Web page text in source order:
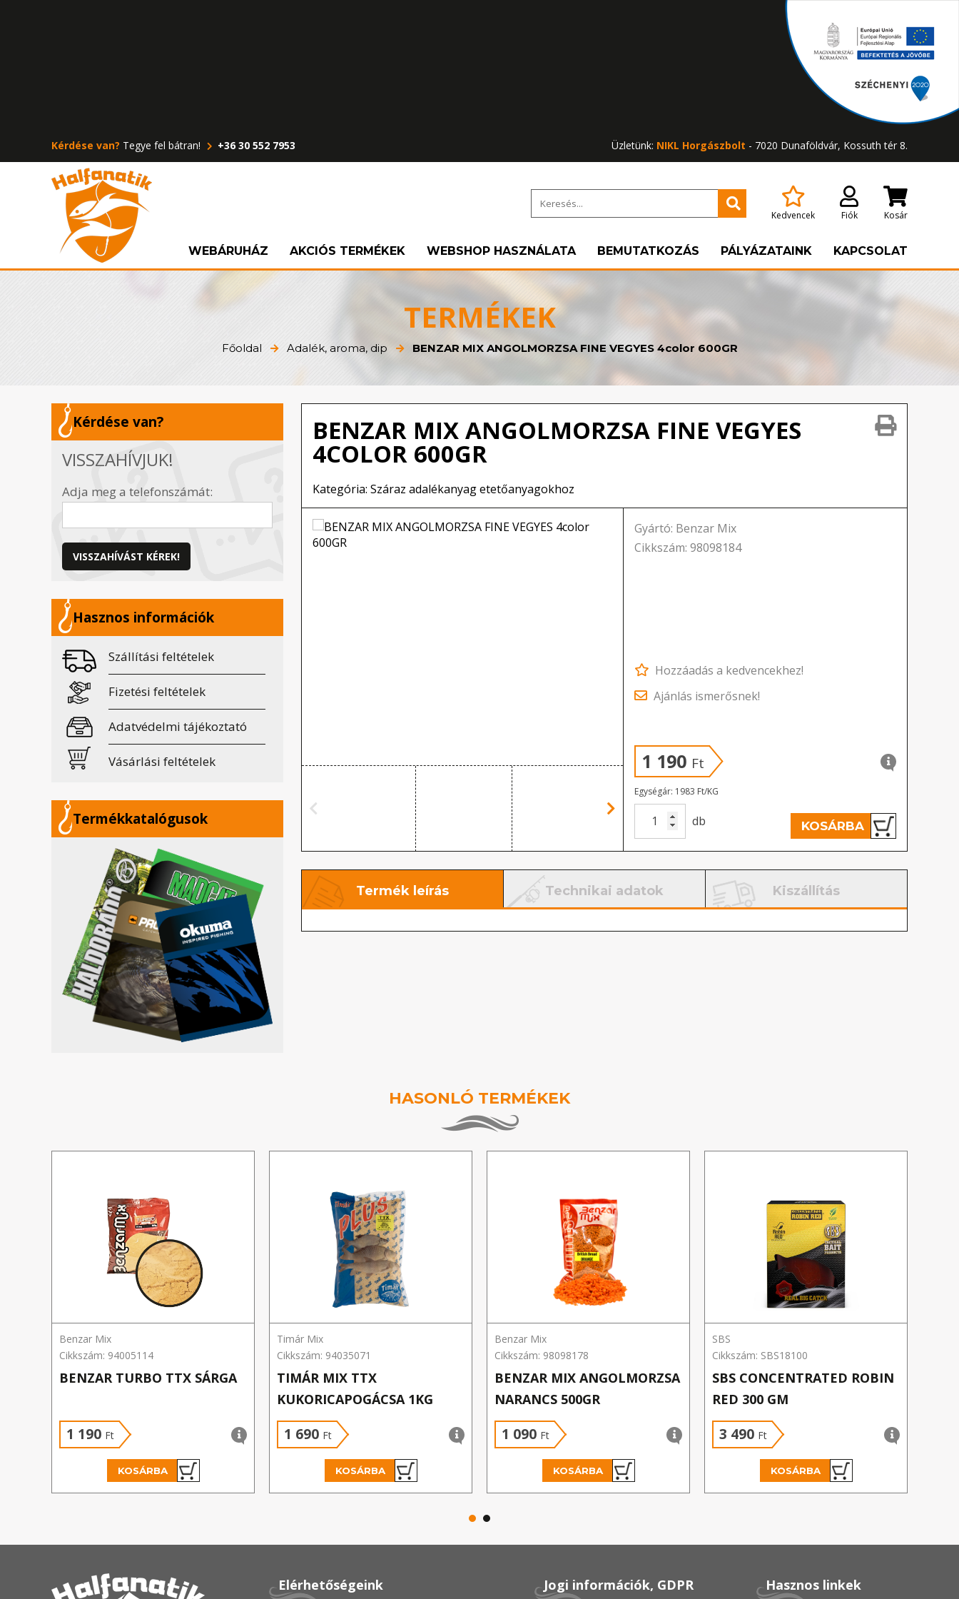
Kérdése van? Tegye fel bátran! +36 30 552 7953 Üzletünk: NIKL Horgászbolt - 7020 Dunaföldvár, Kossuth tér 8.
Kedvencek Fiók Kosár
WEBÁRUHÁZ AKCIÓS TERMÉKEK WEBSHOP HASZNÁLATA BEMUTATKOZÁS PÁLYÁZATAINK KAPCSOLAT
TERMÉKEK
Főoldal Adalék, aroma, dip BENZAR MIX ANGOLMORZSA FINE VEGYES 4color 600GR
Kérdése van?
VISSZAHÍVJUK!
Adja meg a telefonszámát:
VISSZAHÍVÁST KÉREK!
Hasznos információk
Szállítási feltételek
Fizetési feltételek
Adatvédelmi tájékoztató
Vásárlási feltételek
Termékkatalógusok
BENZAR MIX ANGOLMORZSA FINE VEGYES
4COLOR 600GR
Kategória: Száraz adalékanyag etetőanyagokhoz
Gyártó: Benzar Mix
Cikkszám: 98098184
Hozzáadás a kedvencekhez!
Ajánlás ismerősnek!
1 190 Ft
Egységár: 1983 Ft/KG
db KOSÁRBA
Termék leírás Technikai adatok Kiszállítás
HASONLÓ TERMÉKEK
Benzar Mix
Cikkszám: 94005114
BENZAR TURBO TTX SÁRGA
1 190 Ft
KOSÁRBA
Timár Mix
Cikkszám: 94035071
TIMÁR MIX TTX
KUKORICAPOGÁCSA 1KG
1 690 Ft
KOSÁRBA
Benzar Mix
Cikkszám: 98098178
BENZAR MIX ANGOLMORZSA
NARANCS 500GR
1 090 Ft
KOSÁRBA
SBS
Cikkszám: SBS18100
SBS CONCENTRATED ROBIN
RED 300 GM
3 490 Ft
KOSÁRBA
Elérhetőségeink Jogi információk, GDPR Hasznos linkek